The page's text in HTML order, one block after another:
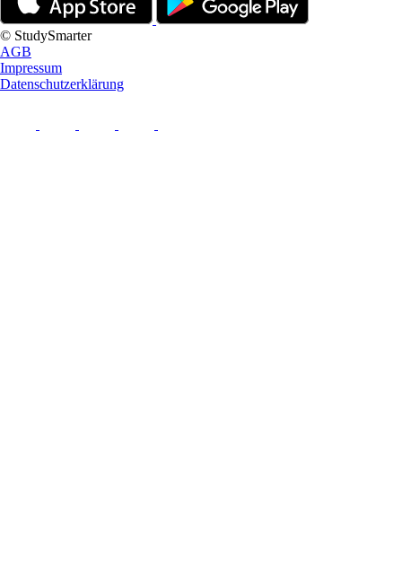
© StudySmarter
AGB
Impressum
Datenschutzerklärung